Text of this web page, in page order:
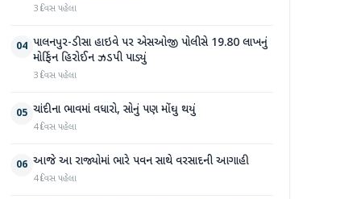
3 દિવસ પહેલા
04 પાલનપુર-ડીસા હાઇવે પર એસઓજી પોલીસે 19.80 લાખનું
મોર્ફિન હિરોઈન ઝડપી પાડ્યું
3 દિવસ પહેલા
05 ચાંદીના ભાવમાં વધારો, સોનું પણ મોંઘુ થયું
4 દિવસ પહેલા
06 આજે આ રાજ્યોમાં ભારે પવન સાથે વરસાદની આગાહી
4 દિવસ પહેલા